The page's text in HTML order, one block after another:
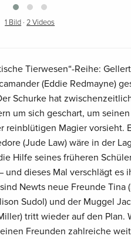
1 Bild ·2 Videos
Tierwesen“-Reihe:
(Eddie Redmayne)
Schurke hat
um sich geschart, um
reinblütigen Magier vorsieht.
(Jude Law) wäre in der
Hilfe seines früheren
dieses Mal verschlägt es
Newts neue Freunde Tina
Sudol) und der Muggel
tritt wieder auf den Plan.
Freunden zahlreiche